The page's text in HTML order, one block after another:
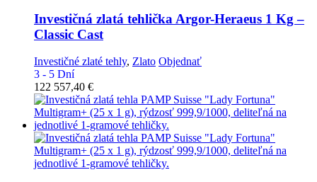
Investičná zlatá tehlička Argor-Heraeus 1 Kg –
Classic Cast
Investičné zlaté tehly, Zlato Objednať
3 - 5 Dní
122 557,40 €